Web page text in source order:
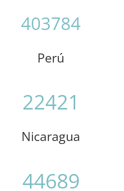
403784
Perú
22421
Nicaragua
44689